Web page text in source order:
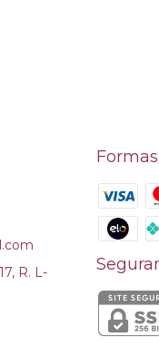
R. L-